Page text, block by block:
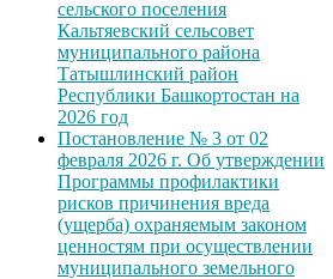
сельского поселения
Кальтяевский сельсовет
муниципального района
Татышлинский район
Республики Башкортостан на
2026 год
Постановление № 3 от 02
февраля 2026 г. Об утверждении
Программы профилактики
рисков причинения вреда
(ущерба) охраняемым законом
ценностям при осуществлении
муниципального земельного